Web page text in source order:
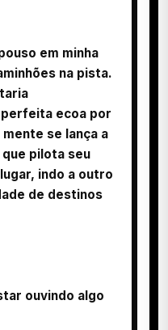
em minha
na pista.
ecoa por
se lança a
pilota seu
indo a outro
de destinos
ouvindo algo